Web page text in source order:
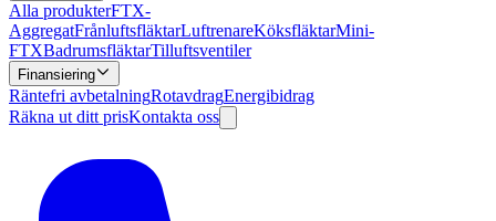
Alla produkterFTX-
AggregatFrånluftsfläktarLuftrenareKöksfläktarMini-
FTXBadrumsfläktarTilluftsventiler
Finansiering
Räntefri avbetalningRotavdragEnergibidrag
Räkna ut ditt prisKontakta oss